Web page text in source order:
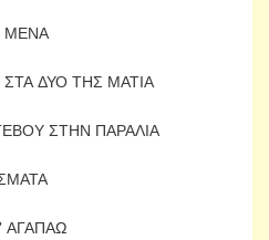
ΜΕΝΑ
ΔΥΟ ΤΗΣ ΜΑΤΙΑ
ΣΤΗΝ ΠΑΡΑΛΙΑ
ΑΓΑΠΑΩ